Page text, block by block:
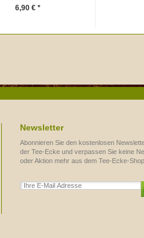
6,90 € *
Newsletter
Abonnieren Sie den kostenlosen
der Tee-Ecke und verpassen Sie keine
oder Aktion mehr aus dem Tee-Ecke-Shop.